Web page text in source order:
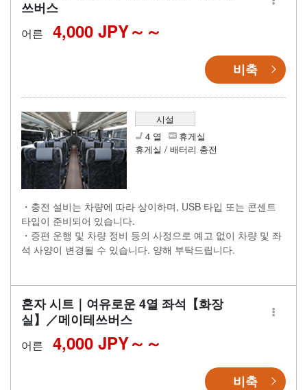
쓰버스
어른 4,000 JPY～
비축
시설
4 열
휴게실
휴게실 / 배터리 충전
・충전 설비는 차량에 따라 상이하며, USB 타입 또는 콘센트
타입이 준비되어 있습니다.
・증편 운행 및 차량 정비 등의 사정으로 예고 없이 차량 및 좌
석 사양이 변경될 수 있습니다. 양해 부탁드립니다.
혼자 시트｜여유로운 4열 좌석【화장
실】／메이테쓰버스
어른 4,000 JPY～
비축